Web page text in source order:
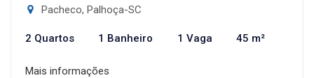
Pacheco, Palhoça-SC
2 Quartos 1 Banheiro 1 Vaga 45 m²
Mais informações